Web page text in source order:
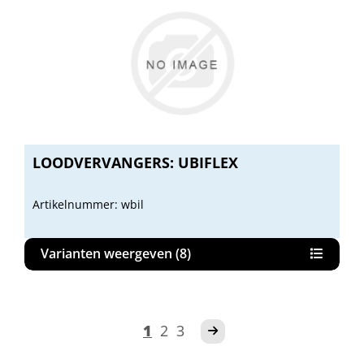
LOODVERVANGERS: UBIFLEX
Artikelnummer: wbil
Varianten weergeven (8)
1 2 3